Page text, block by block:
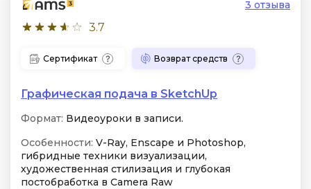
3.7
3 отзыва
Сертификат Возврат средств
Графическая подача в SketchUp
Формат: Видеоуроки в записи.
Особенности: V-Ray, Enscape и Photoshop,
гибридные техники визуализации,
художественная стилизация и глубокая
постобработка в Camera Raw